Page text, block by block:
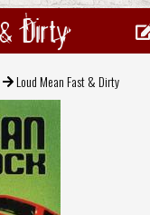
Dirty
Loud Mean Fast & Dirty